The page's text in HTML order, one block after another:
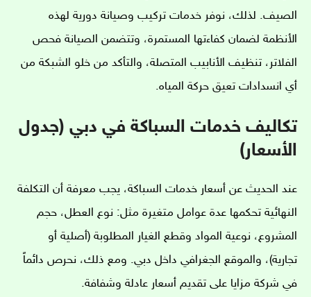
الصيف. لذلك، نوفر خدمات تركيب وصيانة دورية لهذه
الأنظمة لضمان كفاءتها المستمرة، وتتضمن الصيانة فحص
الفلاتر، تنظيف الأنابيب المتصلة، والتأكد من خلو الشبكة من
أي انسدادات تعيق حركة المياه.
تكاليف خدمات السباكة في دبي (جدول
الأسعار)
عند الحديث عن أسعار خدمات السباكة، يجب معرفة أن التكلفة
النهائية تحكمها عدة عوامل متغيرة مثل: نوع العطل، حجم
المشروع، نوعية المواد وقطع الغيار المطلوبة (أصلية أو
تجارية)، والموقع الجغرافي داخل دبي. ومع ذلك، نحرص دائماً
في شركة مزايا على تقديم أسعار عادلة وشفافة.